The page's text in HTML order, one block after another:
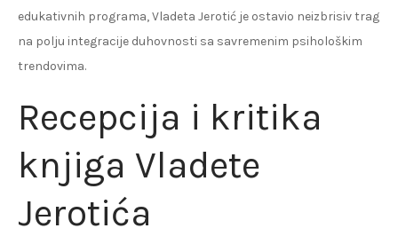
edukativnih programa, Vladeta Jerotić je ostavio neizbrisiv trag
na polju integracije duhovnosti sa savremenim psihološkim
trendovima.
Recepcija i kritika
knjiga Vladete
Jerotića